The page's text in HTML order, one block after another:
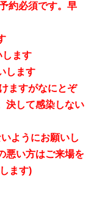
約必須です。早
します
します
ますがなにとぞ
決して感染しない
ようにお願いし
悪い方はご来場を
ます)